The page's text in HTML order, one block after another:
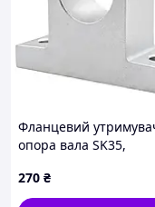
Фланцевий
опора вала SK35,
алюмінієвий сплав
анодований
270 ₴